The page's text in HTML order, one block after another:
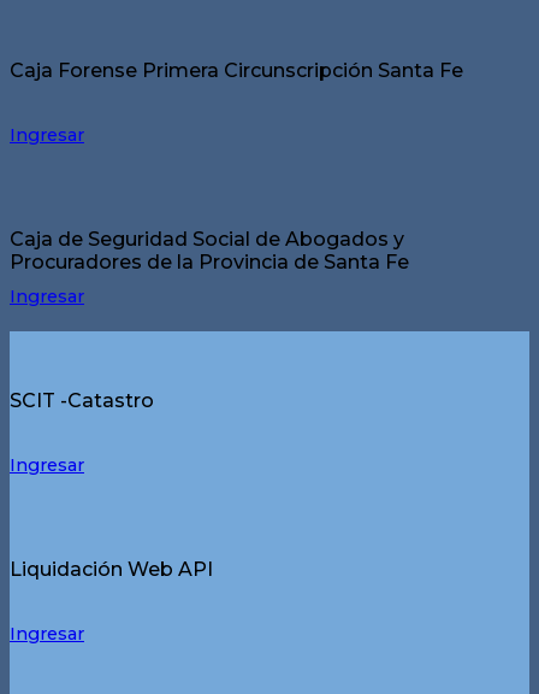
Caja Forense Primera Circunscripción Santa Fe
Ingresar
Caja de Seguridad Social de Abogados y
Procuradores de la Provincia de Santa Fe
Ingresar
SCIT -Catastro
Ingresar
Liquidación Web API
Ingresar